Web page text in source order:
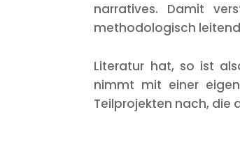
narratives. Damit
methodologisch
Literatur hat, so ist
nimmt mit einer
Teilprojekten nach, die